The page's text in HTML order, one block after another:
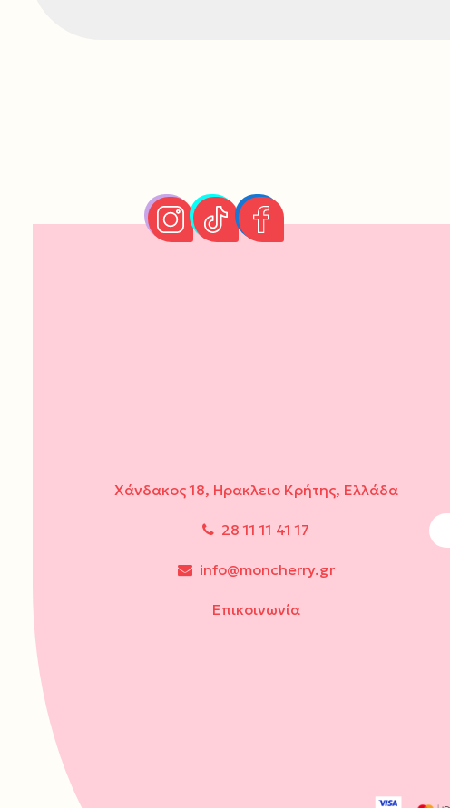
Χάνδακος 18, Ηρακλειο Κρήτης, Ελλάδα
28 11 11 41 17
info@moncherry.gr
Επικοινωνία